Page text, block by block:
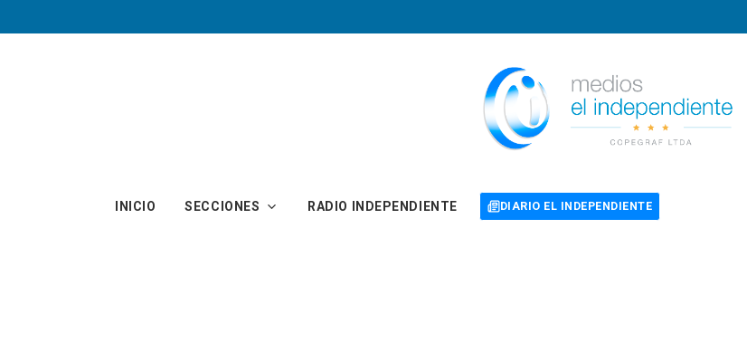
INICIO SECCIONES RADIO INDEPENDIENTE DIARIO EL INDEPENDIENTE